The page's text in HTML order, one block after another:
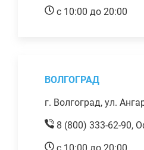
с 10:00 до 20:00
ВОЛГОГРАД
г. Волгоград, ул.
8 (800) 333-62-90,